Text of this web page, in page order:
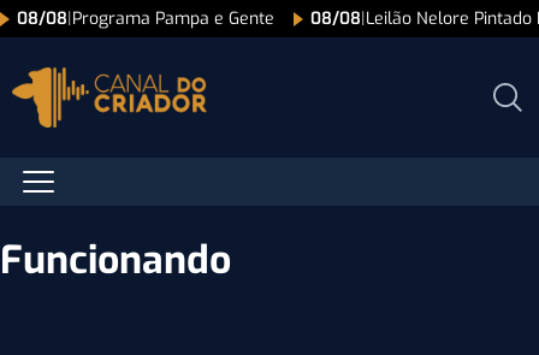
08/08|Programa Pampa e Gente 08/08|Leilão Nelore Pintado
Funcionando